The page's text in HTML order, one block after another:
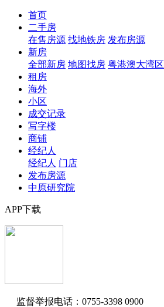
首页
二手房
在售房源 找地铁房 发布房源
新房
全部新房 地图找房 粤港澳大湾区
租房
海外
小区
成交记录
写字楼
商铺
经纪人
经纪人 门店
发布房源
中原研究院
APP下载
监督举报电话：0755-3398 0900